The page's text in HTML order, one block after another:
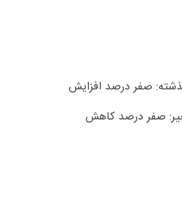
صفر درصد کاهش